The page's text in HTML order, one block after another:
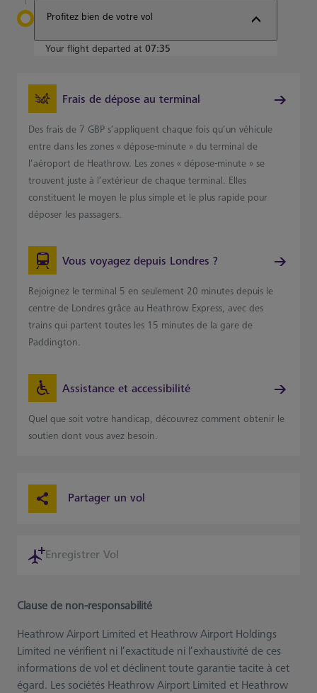
Profitez bien de votre vol
Your flight departed at 07:35
Frais de dépose au terminal
Des frais de 7 GBP s’appliquent chaque fois qu’un véhicule
entre dans les zones « dépose-minute » du terminal de
l’aéroport de Heathrow. Les zones « dépose-minute » se
trouvent juste à l’extérieur de chaque terminal. Elles
constituent le moyen le plus simple et le plus rapide pour
déposer les passagers.
Vous voyagez depuis Londres ?
Rejoignez le terminal 5 en seulement 20 minutes depuis le
centre de Londres grâce au Heathrow Express, avec des
trains qui partent toutes les 15 minutes de la gare de
Paddington.
Assistance et accessibilité
Quel que soit votre handicap, découvrez comment obtenir le
soutien dont vous avez besoin.
Partager un vol
Enregistrer Vol
Clause de non-responsabilité
Heathrow Airport Limited et Heathrow Airport Holdings
Limited ne vérifient ni l’exactitude ni l’exhaustivité de ces
informations de vol et déclinent toute garantie tacite à cet
égard. Les sociétés Heathrow Airport Limited et Heathrow